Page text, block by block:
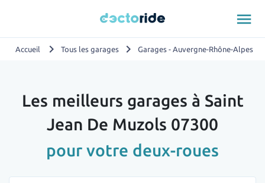
menu
Accueil chevron_right Tous les garages chevron_right Garages - Auvergne-Rhône-Alpes
Les meilleurs garages à Saint
Jean De Muzols 07300
pour votre deux-roues